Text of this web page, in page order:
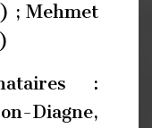
; Mehmet
:
Diagne,